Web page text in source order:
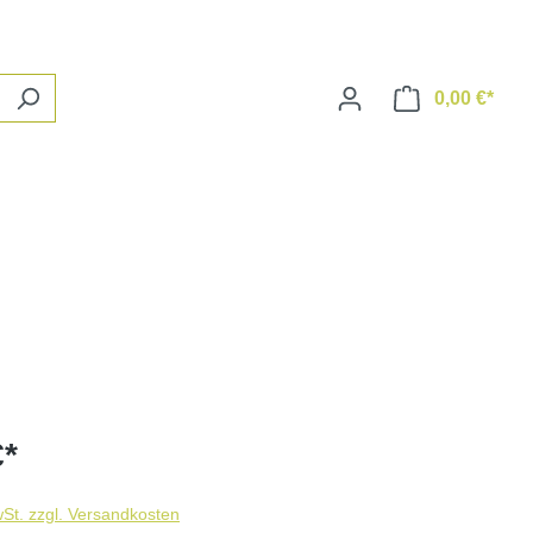
0,00 €*
zzgl. Versandkosten